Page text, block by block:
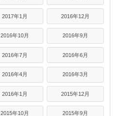
2017年1月 2016年12月
2016年10月 2016年9月
2016年7月 2016年6月
2016年4月 2016年3月
2016年1月 2015年12月
2015年10月 2015年9月